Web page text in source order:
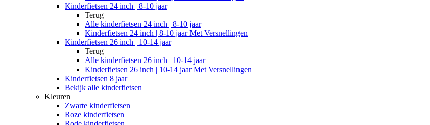
Kinderfietsen 24 inch | 8-10 jaar
Terug
Alle kinderfietsen 24 inch | 8-10 jaar
Kinderfietsen 24 inch | 8-10 jaar Met Versnellingen
Kinderfietsen 26 inch | 10-14 jaar
Terug
Alle kinderfietsen 26 inch | 10-14 jaar
Kinderfietsen 26 inch | 10-14 jaar Met Versnellingen
Kinderfietsen 8 jaar
Bekijk alle kinderfietsen
Kleuren
Zwarte kinderfietsen
Roze kinderfietsen